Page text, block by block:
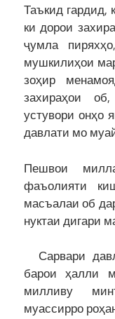
Таъкид гардид,
ки дорои
ҷумла
мушкилиҳои
зоҳир
захираҳои
устувори онҳо
давлати мо
Пешвои
фаъолияти
масъалаи об
нуктаи дигари
Сарвари
барои ҳалли
милливу
муассирро